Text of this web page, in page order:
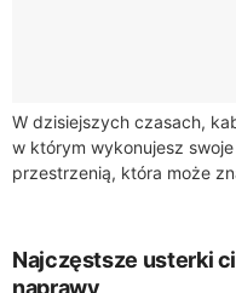
W dzisiejszych czasach,
w którym wykonujesz
przestrzenią, która może
Najczęstsze usterki
naprawy